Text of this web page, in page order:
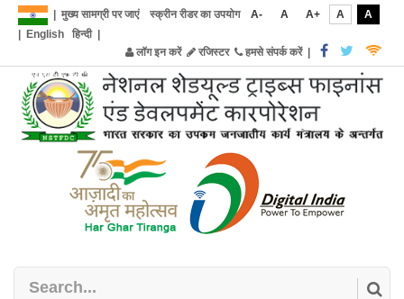
मुख्य सामग्री पर जाएं स्क्रीन रीडर का उपयोग A- A A+ A
A
English हिन्दी|
लॉग इन करें
रजिस्टर हमसे संपर्क करें|